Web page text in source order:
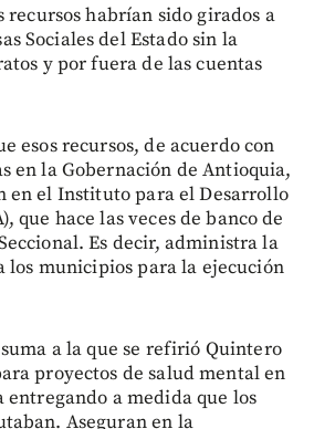
recursos habrían sido girados a
Sociales del Estado sin la
y por fuera de las cuentas
esos recursos, de acuerdo con
en la Gobernación de Antioquia,
en el Instituto para el Desarrollo
que hace las veces de banco de
Es decir, administra la
los municipios para la ejecución
a la que se refirió Quintero
proyectos de salud mental en
entregando a medida que los
Aseguran en la